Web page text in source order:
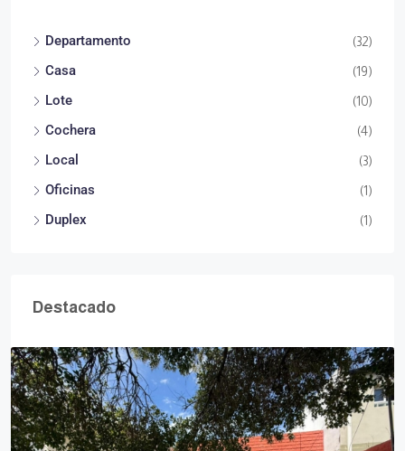
Departamento (32)
Casa (19)
Lote (10)
Cochera (4)
Local (3)
Oficinas (1)
Duplex (1)
Destacado